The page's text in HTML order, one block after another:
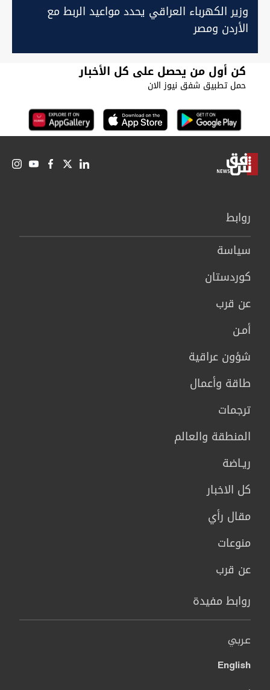
وزير الكهرباء العراقي يحدد مواعيد الربط مع
الأردن ومصر
كن أول من يحصل على كل الأخبار
حمل تطبيق شفق نيوز الان
روابط
سیاسة
كوردستان
عن قرب
أمـن
شؤون عراقية
طاقة وأعمال
ترجمات
المنطقة والعالم
ريـاضة
كل الاخبار
مقال رأي
منوعات
عن قرب
روابط مفيدة
عربي
English